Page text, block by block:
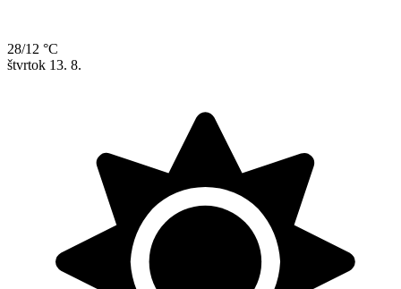
28/12 °C
štvrtok 13. 8.